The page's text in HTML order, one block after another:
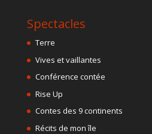
Spectacles
Terre
Vives et vaillantes
Conférence contée
Rise Up
Contes des 9 continents
Récits de mon île